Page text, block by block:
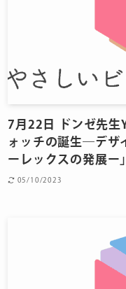
7月22日 ドンゼ先生
ォッチの誕生―デザ
ーレックスの発展ー」
05/10/2023